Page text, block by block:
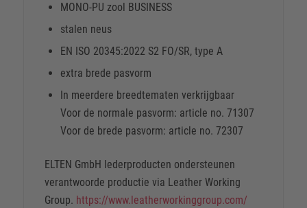
MONO-PU zool BUSINESS
stalen neus
EN ISO 20345:2022 S2 FO/SR, type A
extra brede pasvorm
In meerdere breedtematen verkrijgbaar
Voor de normale pasvorm: article no. 71307
Voor de brede pasvorm: article no. 72307
ELTEN GmbH lederproducten ondersteunen
verantwoorde productie via Leather Working
Group. https://www.leatherworkinggroup.com/